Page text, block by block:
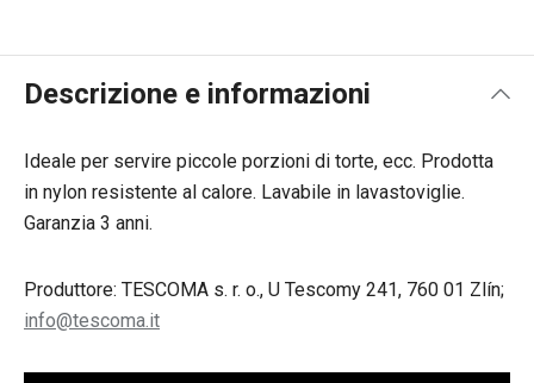
Descrizione e informazioni
Ideale per servire piccole porzioni di torte, ecc. Prodotta
in nylon resistente al calore. Lavabile in lavastoviglie.
Garanzia 3 anni.
Produttore: TESCOMA s. r. o., U Tescomy 241, 760 01 Zlín;
info@tescoma.it